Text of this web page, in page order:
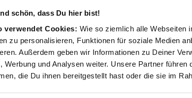
schön, dass Du hier bist!
verwendet Cookies: Wie so ziemlich alle Webseiten
zu personalisieren, Funktionen für soziale Medien
Außerdem geben wir Informationen zu Deiner
Werbung und Analysen weiter. Unsere Partner
die Du ihnen bereitgestellt hast oder die sie im